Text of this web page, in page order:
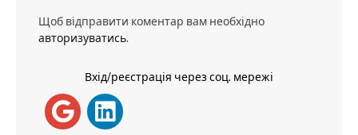
Щоб відправити коментар вам необхідно
авторизуватись.
Вхід/реєстрація через соц. мережі